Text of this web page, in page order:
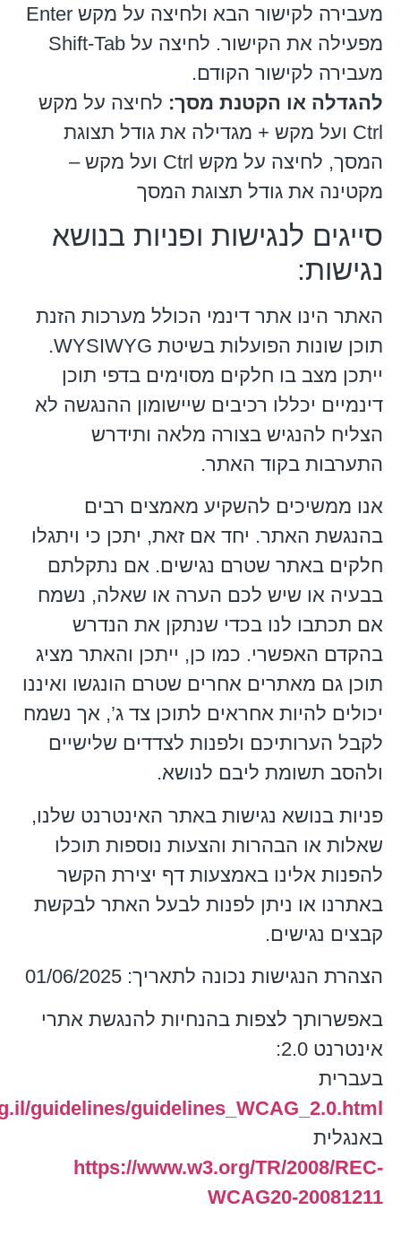
מעבירה לקישור הבא ולחיצה על מקש Enter
מפעילה את הקישור. לחיצה על Shift-Tab
מעבירה לקישור הקודם.
להגדלה או הקטנת מסך: לחיצה על מקש
Ctrl ועל מקש + מגדילה את גודל תצוגת
המסך, לחיצה על מקש Ctrl ועל מקש –
מקטינה את גודל תצוגת המסך
סייגים לנגישות ופניות בנושא
נגישות:
האתר הינו אתר דינמי הכולל מערכות הזנת
תוכן שונות הפועלות בשיטת WYSIWYG.
ייתכן מצב בו חלקים מסוימים בדפי תוכן
דינמיים יכללו רכיבים שיישומון ההנגשה לא
הצליח להנגיש בצורה מלאה ותידרש
התערבות בקוד האתר.
אנו ממשיכים להשקיע מאמצים רבים
בהנגשת האתר. יחד אם זאת, יתכן כי ויתגלו
חלקים באתר שטרם נגישים. אם נתקלתם
בבעיה או שיש לכם הערה או שאלה, נשמח
אם תכתבו לנו בכדי שנתקן את הנדרש
בהקדם האפשרי. כמו כן, ייתכן והאתר מציג
תוכן גם מאתרים אחרים שטרם הונגשו ואיננו
יכולים להיות אחראים לתוכן צד ג’, אך נשמח
לקבל הערותיכם ולפנות לצדדים שלישיים
ולהסב תשומת ליבם לנושא.
פניות בנושא נגישות באתר האינטרנט שלנו,
שאלות או הבהרות והצעות נוספות תוכלו
להפנות אלינו באמצעות דף יצירת הקשר
באתרנו או ניתן לפנות לבעל האתר לבקשת
קבצים נגישים.
הצהרת הנגישות נכונה לתאריך: 01/06/2025
באפשרותך לצפות בהנחיות להנגשת אתרי
אינטרנט 2.0:
בעברית
guidelines/guidelines_WCAG_2.0.html
באנגלית
https://www.w3.org/TR/2008/REC-
WCAG20-20081211